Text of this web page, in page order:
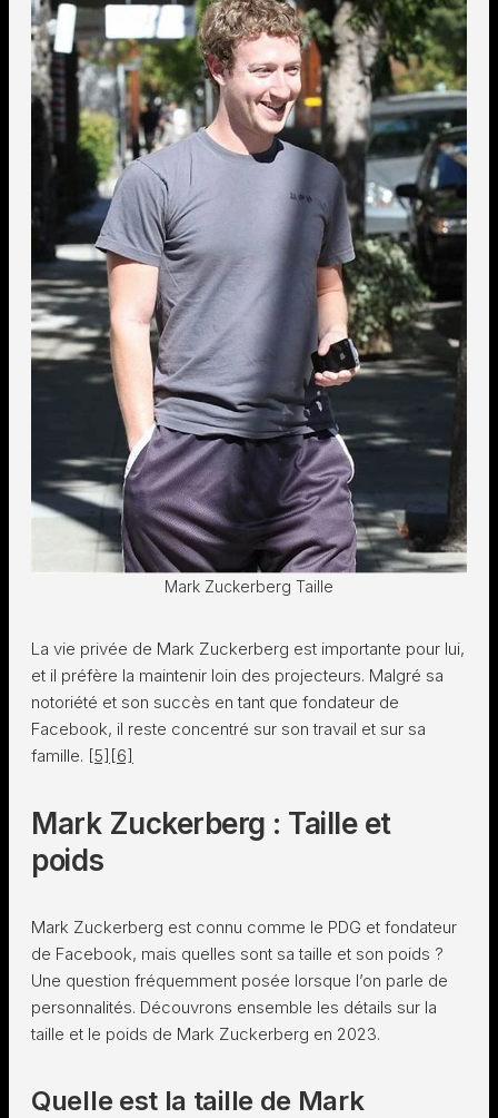
Mark Zuckerberg Taille
La vie privée de Mark Zuckerberg est importante pour lui,
et il préfère la maintenir loin des projecteurs. Malgré sa
notoriété et son succès en tant que fondateur de
Facebook, il reste concentré sur son travail et sur sa
famille. [5] [6]
Mark Zuckerberg : Taille et
poids
Mark Zuckerberg est connu comme le PDG et fondateur
de Facebook, mais quelles sont sa taille et son poids ?
Une question fréquemment posée lorsque l’on parle de
personnalités. Découvrons ensemble les détails sur la
taille et le poids de Mark Zuckerberg en 2023.
Quelle est la taille de Mark